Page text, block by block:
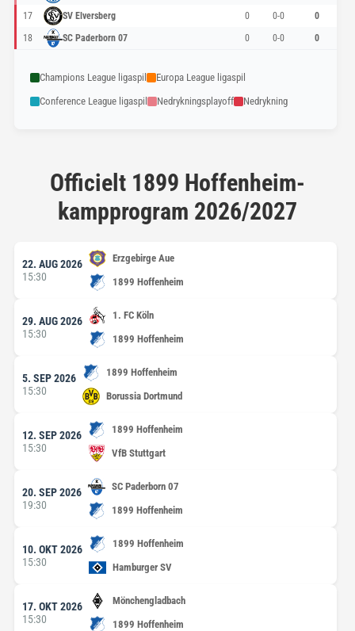
17
SV Elversberg 0 0-0
0
18
SC Paderborn 07 0 0-0 0
Champions League ligaspil
Europa League ligaspil
Conference League ligaspil
Nedrykningsplayoff Nedrykning
Officielt 1899 Hoffenheim-
kampprogram 2026/2027
22. AUG 2026
15:30
Erzgebirge Aue
1899 Hoffenheim
29. AUG 2026
15:30
1. FC Köln
1899 Hoffenheim
5. SEP 2026
15:30
1899 Hoffenheim
Borussia Dortmund
12. SEP 2026
15:30
1899 Hoffenheim
VfB Stuttgart
20. SEP 2026
19:30
SC Paderborn 07
1899 Hoffenheim
10. OKT 2026
15:30
1899 Hoffenheim
Hamburger SV
17. OKT 2026
15:30
Mönchengladbach
1899 Hoffenheim